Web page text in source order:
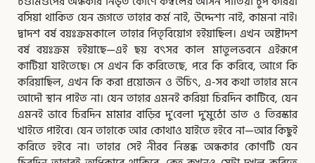
বসিয়া থাকিত যেন জগতে তাহার কর্ম নাই, উদ্দেশ্য নাই, কামনা নাই।
দ্বাদশ বর্ষ বয়ঃক্রমকালে তাহার পিতৃবিয়োগ হইয়াছিল। এখন অষ্টাদশ
বর্ষ বয়ঃক্রম হইয়াছে—এই ছয় বৎসর কাল মাতুলভবনে এইরূপে
কাটিয়া যাইতেছে। সে এখন কি করিতেছে, পরে কি করিবে, আগে কি
করিয়াছিল, এখন কি করা প্রয়োজন ও উচিৎ, এ-সব কথা তাহার মনে
আদৌ স্থান পাইত না। যেন তাহার এমনই করিয়া চিরদিন কাটিবে, যেন
এমনই ভাবে চিরদিন মামার বাড়ির দু’বেলা দু’মুঠো ভাত ও তিরস্কার
খাইতে পাইবে। যেন তাহাকে আর কোথাও যাইতে হইবে না—আর কিছুই
করিতে হইবে না। তাহার সেই নীরব নিস্তব্ধ অন্ধকার কোণটি যেন